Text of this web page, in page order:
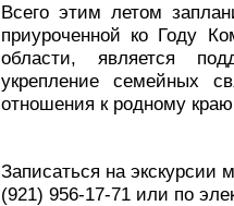
Всего этим летом
приуроченной ко Году
области, является
укрепление семейных
отношения к родному
Записаться на экскурсии
(921) 956‑17‑71 или по